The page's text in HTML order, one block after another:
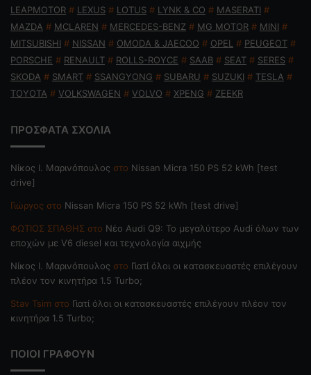
LEAPMOTOR # LEXUS # LOTUS # LYNK & CO # MASERATI #
MAZDA # MCLAREN # MERCEDES-BENZ # MG MOTOR # MINI #
MITSUBISHI # NISSAN # OMODA & JAECOO # OPEL # PEUGEOT #
PORSCHE # RENAULT # ROLLS-ROYCE # SAAB # SEAT # SERES #
SKODA # SMART # SSANGYONG # SUBARU # SUZUKI # TESLA #
TOYOTA # VOLKSWAGEN # VOLVO # XPENG # ZEEKR
ΠΡΟΣΦΑΤΑ ΣΧΟΛΙΑ
Nίκος Ι. Mαρινόπουλος στο Nissan Micra 150 PS 52 kWh [test
drive]
Γιώργος στο Nissan Micra 150 PS 52 kWh [test drive]
ΦΩΤΙΟΣ ΣΠΑΘΗΣ στο Νέο Audi Q9: Το μεγαλύτερο Audi όλων των
εποχών με V6 diesel και τεχνολογία αιχμής
Nίκος Ι. Mαρινόπουλος στο Γιατί όλοι οι κατασκευαστές επιλέγουν
πλέον τον κινητήρα 1.5 Turbo;
Stav Tsim στο Γιατί όλοι οι κατασκευαστές επιλέγουν πλέον τον
κινητήρα 1.5 Turbo;
ΠΟΙΟΙ ΓΡΑΦΟΥΝ